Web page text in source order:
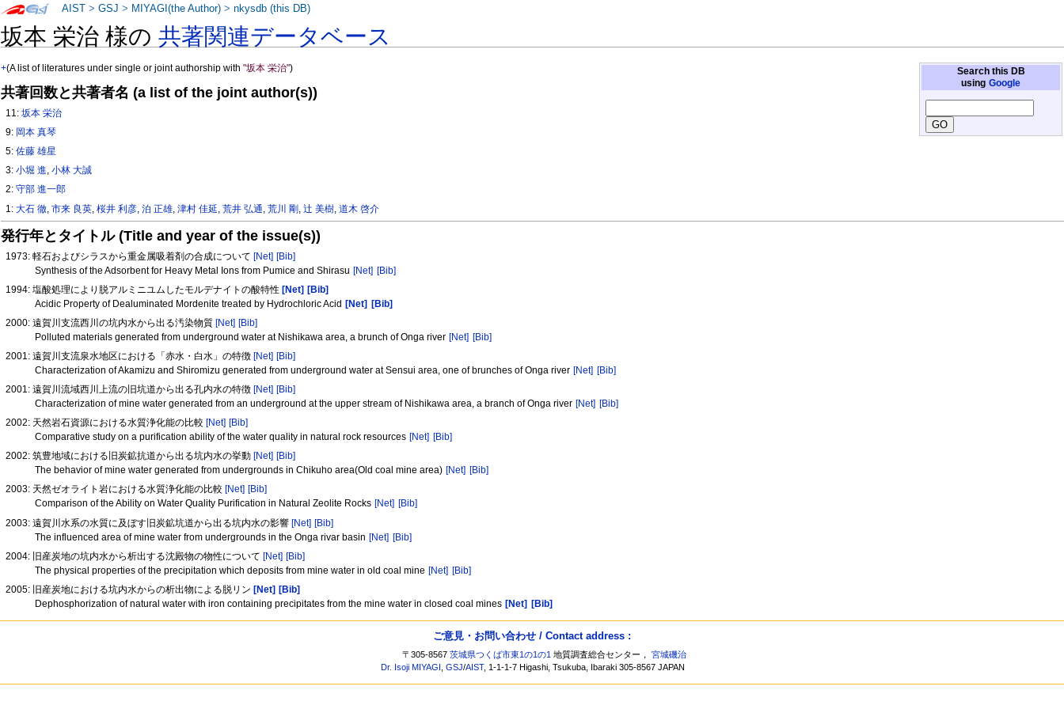
坂本 栄治 様の共著関連データベース
Search this DB
using Google
+(A list of literatures under single or joint authorship with"坂本 栄治")
共著回数と共著者名 (a list of the joint author(s))
11:坂本 栄治
9: 岡本 真琴
5:佐藤 雄星
3:小堀 進,小林 大誠
2:守部 進一郎
1:大石 徹 ,市来 良英 ,桜井 利彦 ,泊 正雄 ,津村 佳延 ,荒井 弘通 ,荒川 剛 ,辻 美樹 ,道木 啓介
発行年とタイトル (Title and year of the issue(s))
1973: 軽石およびシラスから重金属吸着剤の合成について [Net] [Bib]
Synthesis of the Adsorbent for Heavy Metal Ions from Pumice and Shirasu [Net] [Bib]
1994: 塩酸処理により脱アルミニユムしたモルデナイトの酸特性 [Net] [Bib]
Acidic Property of Dealuminated Mordenite treated by Hydrochloric Acid [Net]
[Bib]
2000: 遠賀川支流西川の坑内水から出る汚染物質 [Net] [Bib]
Polluted materials generated from underground water at Nishikawa area, a brunch of Onga river [Net] [Bib]
2001: 遠賀川支流泉水地区における「赤水・白水」の特徴 [Net] [Bib]
Characterization of Akamizu and Shiromizu generated from underground water at Sensui area, one of brunches of Onga river [Net] [Bib]
2001: 遠賀川流域西川上流の旧坑道から出る孔内水の特徴 [Net] [Bib]
Characterization of mine water generated from an underground at the upper stream of Nishikawa area, a branch of Onga river [Net] [Bib]
2002: 天然岩石資源における水質浄化能の比較 [Net] [Bib]
Comparative study on a purification ability of the water quality in natural rock resources [Net] [Bib]
2002: 筑豊地域における旧炭鉱抗道から出る坑内水の挙動 [Net] [Bib]
The behavior of mine water generated from undergrounds in Chikuho area(Old coal mine area) [Net] [Bib]
2003: 天然ゼオライト岩における水質浄化能の比較 [Net] [Bib]
Comparison of the Ability on Water Quality Purification in Natural Zeolite Rocks [Net] [Bib]
2003: 遠賀川水系の水質に及ぼす旧炭鉱坑道から出る坑内水の影響[Net] [Bib]
The influenced area of mine water from undergrounds in the Onga rivar basin [Net] [Bib]
2004: 旧産炭地の坑内水から析出する沈殿物の物性について[Net] [Bib]
The physical properties of the precipitation which deposits from mine water in old coal mine [Net] [Bib]
2005: 旧産炭地における坑内水からの析出物による脱リン[Net] [Bib]
Dephosphorization of natural water with iron containing precipitates from the mine water in closed coal mines [Net] [Bib]
AIST >GSJ > MIYAGI(the Author) >nkysdb (this DB)
ご意見・お問い合わせ / Contact address :
〒305-8567茨城県つくば市東1の1の1 地質調査総合センター，宮城磯治
Dr. Isoji MIYAGI ,GSJ/AIST, 1-1-1-7 Higashi, Tsukuba, Ibaraki 305-8567 JAPAN